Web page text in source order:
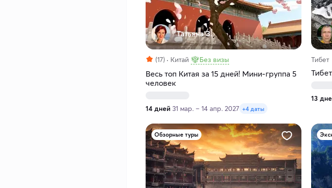
Татьяна З.
(17) Китай Без визы
Весь топ Китая за 15 дней! Мини-группа 5
человек
14 дней 31 мар. – 14 апр. 2027 +4 даты
Тибет
13
Обзорные туры